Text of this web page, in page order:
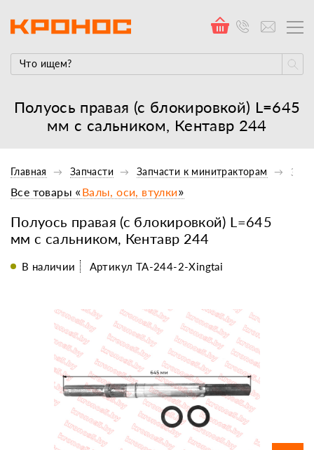
Полуось правая (с блокировкой) L=645
мм с сальником, Кентавр 244
Главная Запчасти Запчасти к минитракторам
Полуось правая (с блокировкой) L=645
мм с сальником, Кентавр 244
Все товары «Валы, оси, втулки»
В наличии Артикул TA-244-2-Xingtai